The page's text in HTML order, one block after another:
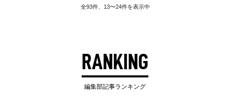
全93件、13〜24件を表示中
RANKING
編集部記事ランキング